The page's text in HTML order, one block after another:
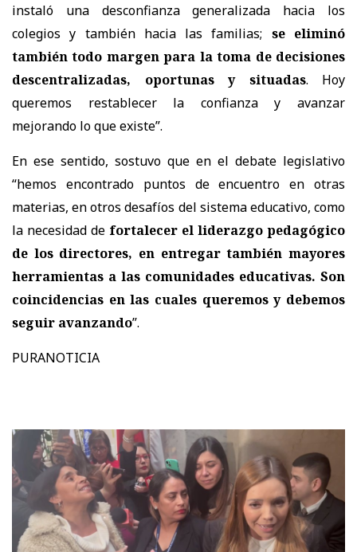
instaló una desconfianza generalizada hacia los
colegios y también hacia las familias; se eliminó
también todo margen para la toma de decisiones
descentralizadas, oportunas y situadas. Hoy
queremos restablecer la confianza y avanzar
mejorando lo que existe”.
En ese sentido, sostuvo que en el debate legislativo
“hemos encontrado puntos de encuentro en otras
materias, en otros desafíos del sistema educativo, como
la necesidad de fortalecer el liderazgo pedagógico
de los directores, en entregar también mayores
herramientas a las comunidades educativas. Son
coincidencias en las cuales queremos y debemos
seguir avanzando”.
PURANOTICIA